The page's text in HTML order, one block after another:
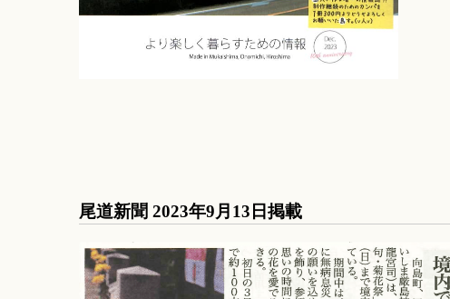
尾道新聞 2023年9月13日掲載